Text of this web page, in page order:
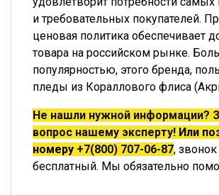
и требовательных покупателей.
ценовая политика обеспечивает
товара на российском рынке.
популярностью, этого бренда,
пледы из Кораллового флиса
Не нашли нужной информации?
вопрос нашему эксперту! Или
номеру +7(800) 707-06-87, звонок
бесплатный. Мы обязательно